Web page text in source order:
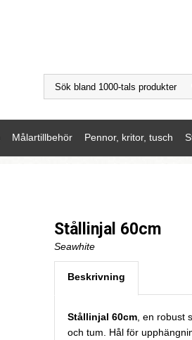
Målartillbehör Pennor, kritor, tusch
Stållinjal 60cm
Seawhite
Beskrivning
Stållinjal 60cm, en robust
och tum. Hål för